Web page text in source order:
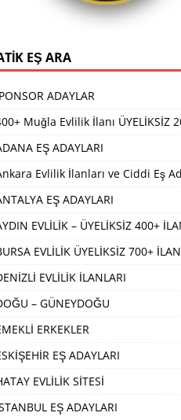
EŞ ARA
ADAYLAR
Muğla Evlilik İlanı ÜYELİKSİZ
EŞ ADAYLARI
Evlilik İlanları ve Ciddi Eş
EŞ ADAYLARI
EVLİLİK – ÜYELİKSİZ 400+
EVLİLİK ÜYELİKSİZ 700+ İLAN
EVLİLİK İLANLARI
– GÜNEYDOĞU
ERKEKLER
EŞ ADAYLARI
EVLİLİK SİTESİ
EŞ ADAYLARI